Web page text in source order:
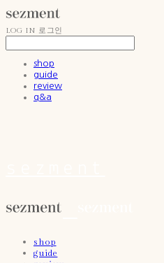
LOG IN 로그인
shop
guide
review
q&a
shop
guide